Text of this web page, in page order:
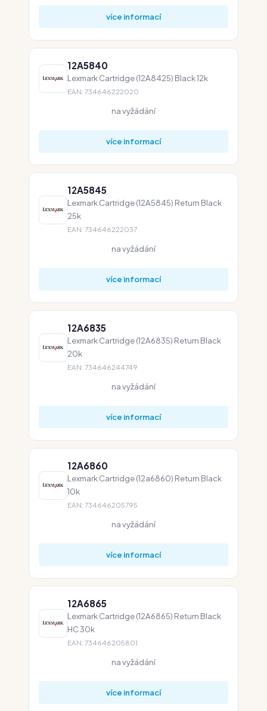
více informací
12A5840
Lexmark Cartridge (12A8425) Black 12k
EAN: 734646222020
na vyžádání
více informací
12A5845
Lexmark Cartridge (12A5845) Return Black
25k
EAN: 734646222037
na vyžádání
více informací
12A6835
Lexmark Cartridge (12A6835) Return Black
20k
EAN: 734646244749
na vyžádání
více informací
12A6860
Lexmark Cartridge (12a6860) Return Black
10k
EAN: 734646205795
na vyžádání
více informací
12A6865
Lexmark Cartridge (12A6865) Return Black
HC 30k
EAN: 734646205801
na vyžádání
více informací